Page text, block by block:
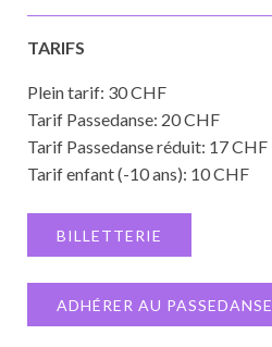
TARIFS
Plein tarif: 30 CHF
Tarif Passedanse: 20 CHF
Tarif Passedanse réduit: 17 CHF
Tarif enfant (-10 ans): 10 CHF
BILLETTERIE
ADHÉRER AU PASSEDANSE